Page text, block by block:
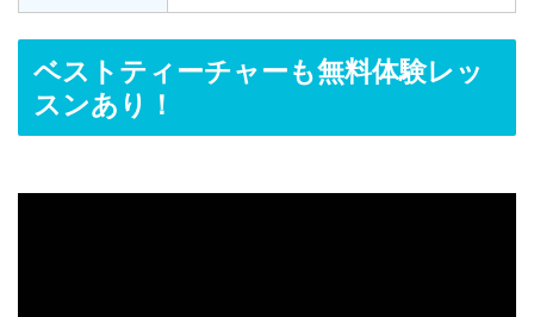
ベストティーチャーも無料体験レッ
スンあり！